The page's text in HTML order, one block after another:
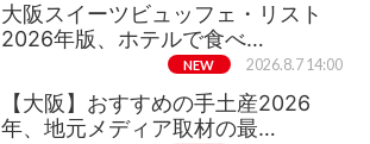
大阪スイーツビュッフェ・リスト
2026年版、ホテルで食べ…
NEW 2026.8.7 14:00
【大阪】おすすめの手土産2026
年、地元メディア取材の最…